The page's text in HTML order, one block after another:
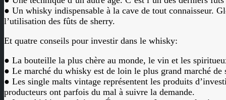
● Un whisky indispensable à la cave de tout connaisseur.
l’utilisation des fûts de sherry.
Et quatre conseils pour investir dans le whisky:
● La bouteille la plus chère au monde, le vin et les
● Le marché du whisky est de loin le plus grand marché
● Les single malts vintage représentent les produits
producteurs ont parfois du mal à suivre la demande.